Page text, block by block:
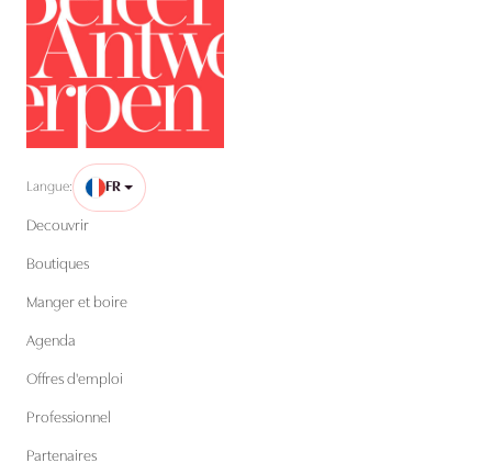
Langue: FR
Decouvrir
Boutiques
Manger et boire
Agenda
Offres d'emploi
Professionnel
Partenaires